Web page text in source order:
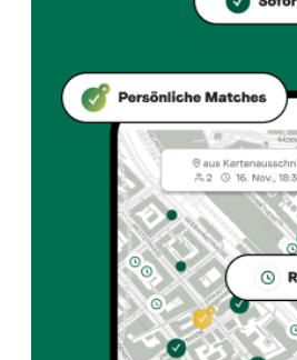
Wie kann ich bei magdi beiz &
Wann ist magdi beiz & bar
Montag: Geschlossen.
Wie finde ich Restaurants die
Die Taste Match App